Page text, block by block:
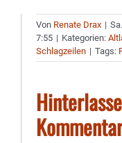
Von Renate Drax |
7:55 | Kategorien:
Schlagzeilen | Tags: